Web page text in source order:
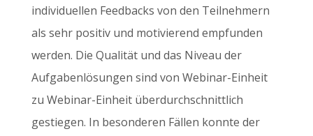
individuellen Feedbacks von den Teilnehmern
als sehr positiv und motivierend empfunden
werden. Die Qualität und das Niveau der
Aufgabenlösungen sind von Webinar-Einheit
zu Webinar-Einheit überdurchschnittlich
gestiegen. In besonderen Fällen konnte der